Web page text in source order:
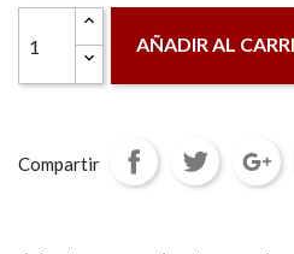
AÑADIR AL
Compartir